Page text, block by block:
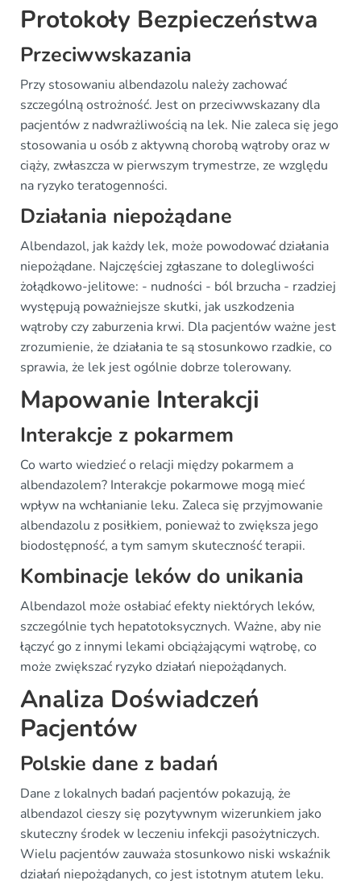
Protokoły Bezpieczeństwa
Przeciwwskazania
Przy stosowaniu albendazolu należy zachować
szczególną ostrożność. Jest on przeciwwskazany dla
pacjentów z nadwrażliwością na lek. Nie zaleca się jego
stosowania u osób z aktywną chorobą wątroby oraz w
ciąży, zwłaszcza w pierwszym trymestrze, ze względu
na ryzyko teratogenności.
Działania niepożądane
Albendazol, jak każdy lek, może powodować działania
niepożądane. Najczęściej zgłaszane to dolegliwości
żołądkowo-jelitowe: - nudności - ból brzucha - rzadziej
występują poważniejsze skutki, jak uszkodzenia
wątroby czy zaburzenia krwi. Dla pacjentów ważne jest
zrozumienie, że działania te są stosunkowo rzadkie, co
sprawia, że lek jest ogólnie dobrze tolerowany.
Mapowanie Interakcji
Interakcje z pokarmem
Co warto wiedzieć o relacji między pokarmem a
albendazolem? Interakcje pokarmowe mogą mieć
wpływ na wchłanianie leku. Zaleca się przyjmowanie
albendazolu z posiłkiem, ponieważ to zwiększa jego
biodostępność, a tym samym skuteczność terapii.
Kombinacje leków do unikania
Albendazol może osłabiać efekty niektórych leków,
szczególnie tych hepatotoksycznych. Ważne, aby nie
łączyć go z innymi lekami obciążającymi wątrobę, co
może zwiększać ryzyko działań niepożądanych.
Analiza Doświadczeń
Pacjentów
Polskie dane z badań
Dane z lokalnych badań pacjentów pokazują, że
albendazol cieszy się pozytywnym wizerunkiem jako
skuteczny środek w leczeniu infekcji pasożytniczych.
Wielu pacjentów zauważa stosunkowo niski wskaźnik
działań niepożądanych, co jest istotnym atutem leku.